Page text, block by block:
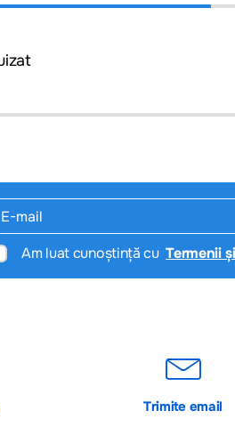
Am luat cunoștință cu Termenii
Trimite email